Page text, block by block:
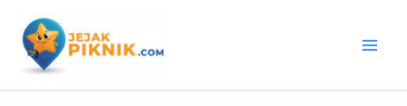
konten